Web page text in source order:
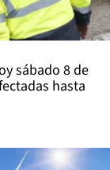
sábado 8 de
hasta